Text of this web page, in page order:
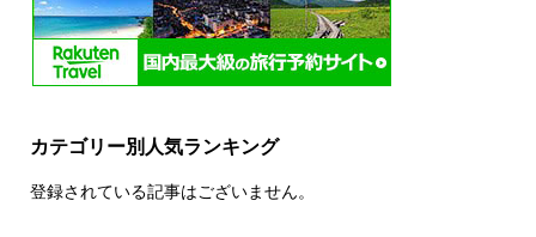
カテゴリー別人気ランキング
登録されている記事はございません。